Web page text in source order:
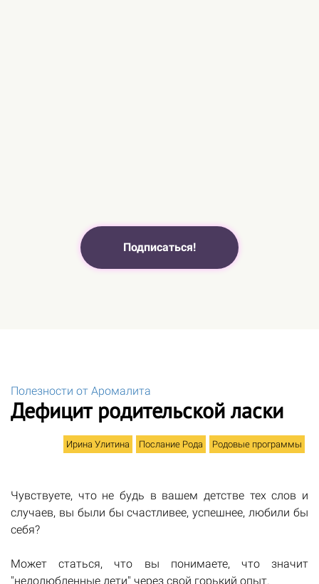
Подписаться!
Полезности от Аромалита
Дефицит родительской ласки
Ирина Улитина Послание Рода Родовые программы
Чувствуете, что не будь в вашем детстве тех слов и
случаев, вы были бы счастливее, успешнее, любили бы
себя?
Может статься, что вы понимаете, что значит
"недолюбленные дети" через свой горький опыт.